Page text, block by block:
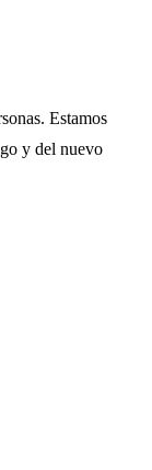
Estamos
y del nuevo